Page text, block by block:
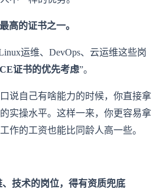
高的证书之一。
运维、DevOps、云运维这些岗
证书的优先考虑”。
说自己有啥能力的时候，你直接拿
实操水平。这样一来，你更容易拿
作的工资也能比同龄人高一些。
技术的岗位，得有资质兜底